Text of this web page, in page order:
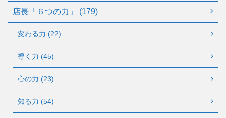
店長「６つの力」 (179)
変わる力 (22)
導く力 (45)
心の力 (23)
知る力 (54)